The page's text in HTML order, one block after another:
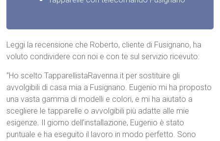
Leggi la recensione che Roberto, cliente di Fusignano, ha
voluto condividere con noi e con te sul servizio ricevuto:
“Ho scelto TapparellistaRavenna.it per sostituire gli
avvolgibili di casa mia a Fusignano. Eugenio mi ha proposto
una vasta gamma di modelli e colori, e mi ha aiutato a
scegliere le tapparelle o avvolgibili più adatte alle mie
esigenze. Il giorno dell’installazione, Eugenio è stato
puntuale e ha eseguito il lavoro in modo perfetto. Sono